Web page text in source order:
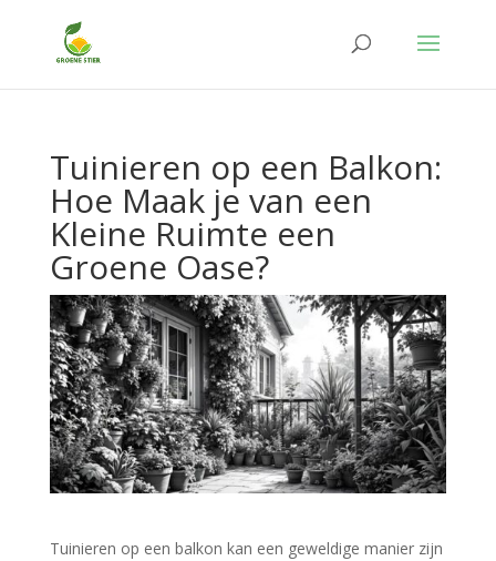
Tuinieren op een Balkon:
Hoe Maak je van een
Kleine Ruimte een
Groene Oase?
Tuinieren op een balkon kan een geweldige manier zijn